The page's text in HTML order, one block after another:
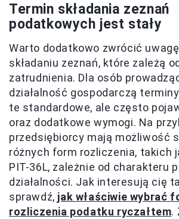
Termin składania zeznań
podatkowych jest stały
Warto dodatkowo zwrócić
składaniu zeznań, które zależą
zatrudnienia. Dla osób
działalność gospodarczą
te standardowe, ale często
oraz dodatkowe wymogi. Na
przedsiębiorcy mają możliwość
różnych form rozliczenia, takich
PIT-36L, zależnie od charakteru
działalności. Jak interesują cię
sprawdź, jak właściwie wybrać
rozliczenia podatku ryczałtem.